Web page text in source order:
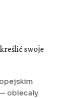
swoje
obiecały